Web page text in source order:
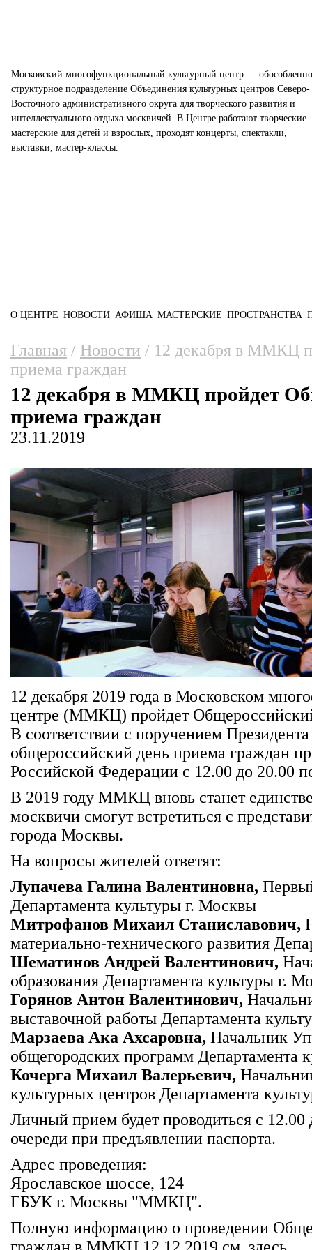
Московский многофункциональный культурный центр —
структурное подразделение Объединения культурных центров Северо-
Восточного административного округа для творческого развития и
интеллектуального отдыха москвичей. В Центре работают творческие
мастерские для детей и взрослых, проходят концерты, спектакли,
выставки, мастер-классы.
Главное меню
О ЦЕНТРЕ НОВОСТИ АФИША МАСТЕРСКИЕ ПРОСТРАНСТВА
Вы здесь
Главная / Новости / 12 декабря в ММКЦ
приема граждан
12 декабря в ММКЦ пройдет
приема граждан
23.11.2019
12 декабря 2019 года в Московском
центре (ММКЦ) пройдет
В соответствии с поручением
общероссийский день приема граждан
Российской Федерации с 12.00 до 20.00
В 2019 году ММКЦ вновь станет
москвичи смогут встретиться с
города Москвы.
На вопросы жителей ответят:
Лупачева Галина Валентиновна,
Департамента культуры г. Москвы
Митрофанов Михаил Станиславович,
материально-технического развития
Шематинов Андрей Валентинович,
образования Департамента культуры г.
Горянов Антон Валентинович,
выставочной работы Департамента
Марзаева Ака Ахсаровна, Начальник
общегородских программ Департамента
Кочерга Михаил Валерьевич,
культурных центров Департамента
Личный прием будет проводиться с
очереди при предъявлении паспорта.
Адрес проведения:
Ярославское шоссе, 124
ГБУК г. Москвы "ММКЦ".
Полную информацию о проведении